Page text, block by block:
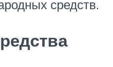
средств.